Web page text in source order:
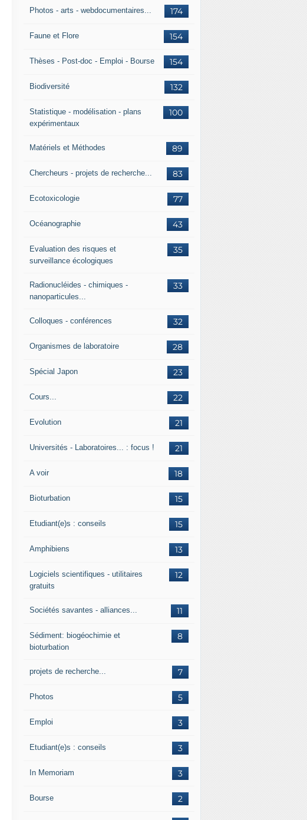
174
Photos - arts - webdocumentaires...
154
Faune et Flore
154
Thèses - Post-doc - Emploi - Bourse
132
Biodiversité
100
Statistique - modélisation - plans
expérimentaux
89
Matériels et Méthodes
83
Chercheurs - projets de recherche...
77
Ecotoxicologie
43
Océanographie
35
Evaluation des risques et
surveillance écologiques
33
Radionucléides - chimiques -
nanoparticules...
32
Colloques - conférences
28
Organismes de laboratoire
23
Spécial Japon
22
Cours...
21
Evolution
21
Universités - Laboratoires... : focus !
18
A voir
15
Bioturbation
15
Etudiant(e)s : conseils
13
Amphibiens
12
Logiciels scientifiques - utilitaires
gratuits
11
Sociétés savantes - alliances...
8
Sédiment: biogéochimie et
bioturbation
7
projets de recherche...
5
Photos
3
Emploi
3
Etudiant(e)s : conseils
3
In Memoriam
2
Bourse